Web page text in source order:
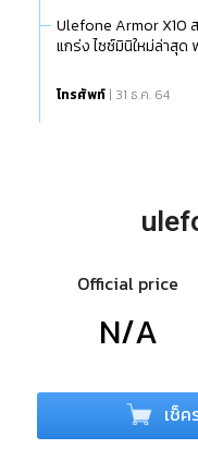
Ulefone Armor X10
แกร่ง ไซซ์มินิใหม่ล่าสุ
โทรศัพท์ | 31 ธ.ค. 64
Official price
N/A
เช็